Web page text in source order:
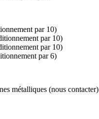
par 10)
par 10)
par 10)
par 6)
métalliques (nous contacter)